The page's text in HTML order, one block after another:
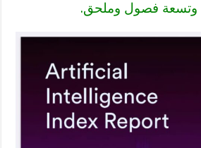
وتسعة فصول وملحق.